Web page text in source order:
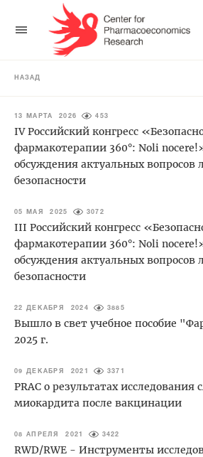
НАЗАД
13 МАРТА 2026 453
IV Российский конгресс
фармакотерапии 360°: Noli
обсуждения актуальных вопросов
безопасности
05 МАЯ 2025 3072
III Российский конгресс
фармакотерапии 360°: Noli
обсуждения актуальных вопросов
безопасности
22 ДЕКАБРЯ 2024 3885
Вышло в свет учебное пособие
2025 г.
09 ДЕКАБРЯ 2021 3371
PRAC о результатах исследования
миокардита после вакцинации
08 АПРЕЛЯ 2021 3422
RWD/RWE - Инструменты